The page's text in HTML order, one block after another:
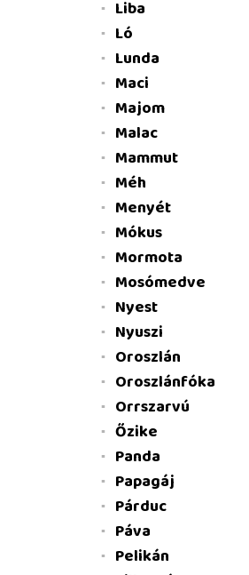
Liba
Ló
Lunda
Maci
Majom
Malac
Mammut
Méh
Menyét
Mókus
Mormota
Mosómedve
Nyest
Nyuszi
Oroszlán
Oroszlánfóka
Orrszarvú
Őzike
Panda
Papagáj
Párduc
Páva
Pelikán